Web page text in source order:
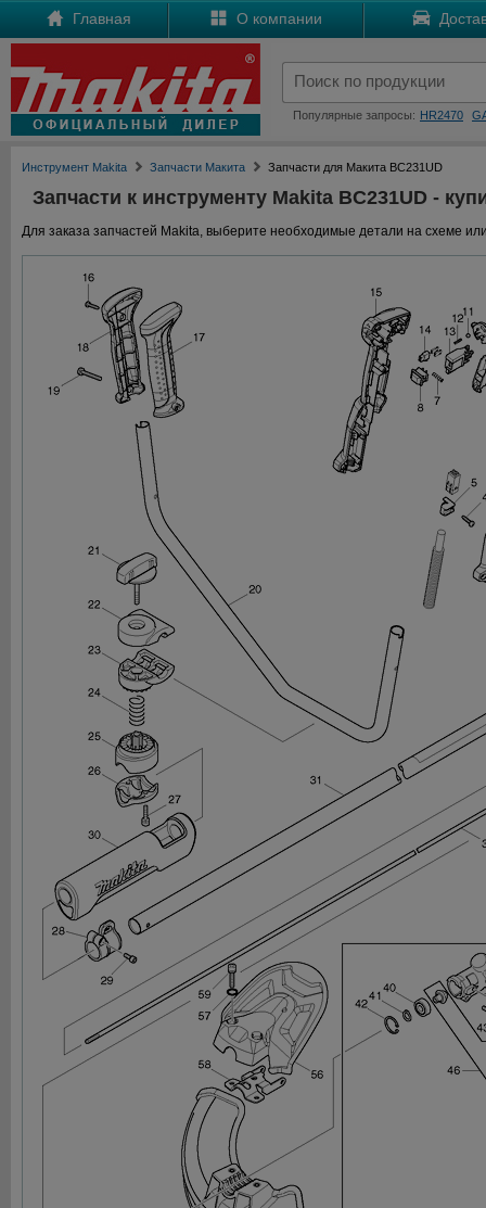
Главная О компании
Популярные запросы: HR2470
Инструмент Makita Запчасти Макита Запчасти для Макита BC231UD
Запчасти к инструменту Makita BC231UD -
Для заказа запчастей Makita, выберите необходимые детали на схеме